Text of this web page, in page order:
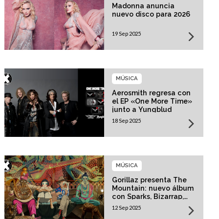
Madonna anuncia
nuevo disco para 2026
19 Sep 2025
Aerosmith regresa con
el EP «One More Time»
junto a Yungblud
MÚSICA
18 Sep 2025
Gorillaz presenta The
Mountain: nuevo álbum
con Sparks, Bizarrap,
Trueno y más invitados
MÚSICA
12 Sep 2025